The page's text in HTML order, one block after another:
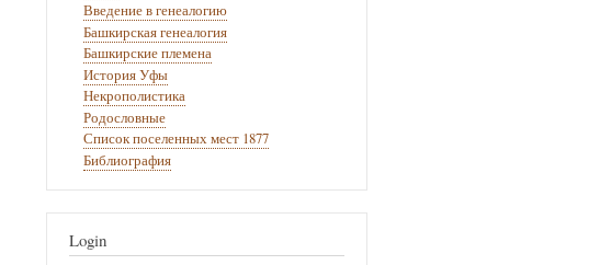
Введение в генеалогию
Башкирская генеалогия
Башкирские племена
История Уфы
Некрополистика
Родословные
Список поселенных мест 1877
Библиография
Login